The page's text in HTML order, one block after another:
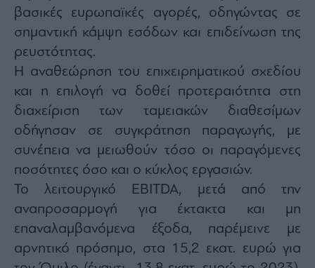
Privacy
Notice.
can
opt
at
time.
site
is
protected
by
reCAPTCHA
and
Google
Privacy
and
of
apply.
βασικές ευρωπαϊκές αγορές, οδηγώντας σε
σημαντική κάμψη εσόδων και επιδείνωση της
ρευστότητας.
Η αναθεώρηση του επιχειρηματικού σχεδίου
και η επιλογή να δοθεί προτεραιότητα στη
διαχείριση των ταμειακών διαθεσίμων
οδήγησαν σε συγκράτηση παραγωγής, με
συνέπεια να μειωθούν τόσο οι παραγόμενες
ποσότητες όσο και ο κύκλος εργασιών.
Το λειτουργικό EBITDA, μετά από την
αναπροσαρμογή για έκτακτα και μη
επαναλαμβανόμενα έξοδα, παρέμεινε με
αρνητικό πρόσημο, στα 15,2 εκατ. ευρώ για